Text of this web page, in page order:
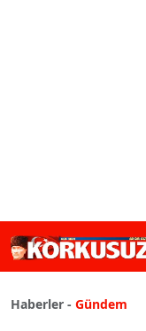
Haberler - Gündem